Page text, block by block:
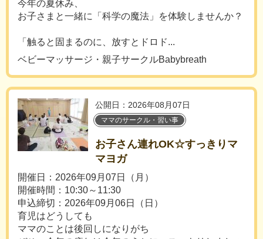
今年の夏休み、
お子さまと一緒に「科学の魔法」を体験しませんか？
「触ると固まるのに、放すとドロド...
ベビーマッサージ・親子サークルBabybreath
公開日：2026年08月07日
ママのサークル・習い事
お子さん連れOK☆すっきりマ
マヨガ
開催日：2026年09月07日（月）
開催時間：10:30～11:30
申込締切：2026年09月06日（日）
育児はどうしても
ママのことは後回しになりがち